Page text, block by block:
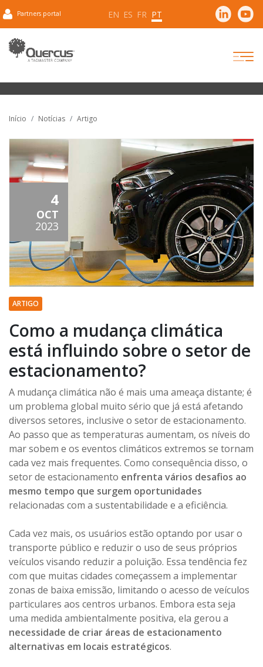
Partners portal EN ES FR PT
Início Notícias Artigo
4
OCT
2023
ARTIGO
Como a mudança climática
está influindo sobre o setor de
estacionamento?
A mudança climática não é mais uma ameaça distante; é
um problema global muito sério que já está afetando
diversos setores, inclusive o setor de estacionamento.
Ao passo que as temperaturas aumentam, os níveis do
mar sobem e os eventos climáticos extremos se tornam
cada vez mais frequentes. Como consequência disso, o
setor de estacionamento enfrenta vários desafios ao
mesmo tempo que surgem oportunidades
relacionadas com a sustentabilidade e a eficiência.
Cada vez mais, os usuários estão optando por usar o
transporte público e reduzir o uso de seus próprios
veículos visando reduzir a poluição. Essa tendência fez
com que muitas cidades começassem a implementar
zonas de baixa emissão, limitando o acesso de veículos
particulares aos centros urbanos. Embora esta seja
uma medida ambientalmente positiva, ela gerou a
necessidade de criar áreas de estacionamento
alternativas em locais estratégicos.